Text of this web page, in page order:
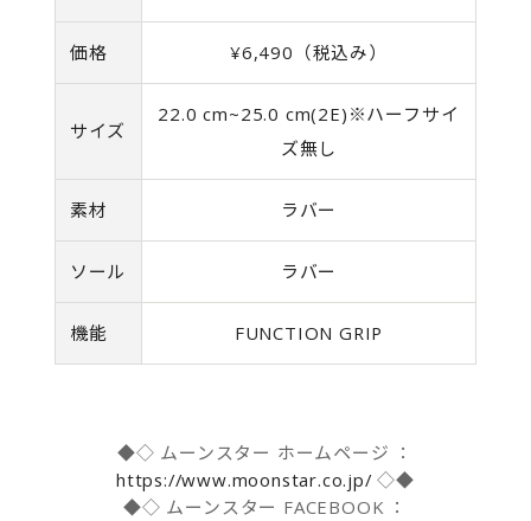
価格 ¥6,490（税込み）
サイズ
22.0 cm~25.0 cm(2E)※ハーフサイ
ズ無し
素材 ラバー
ソール ラバー
機能 FUNCTION GRIP
◆◇ ムーンスター ホームページ ：
https://www.moonstar.co.jp/◇◆
◆◇ ムーンスター FACEBOOK ：